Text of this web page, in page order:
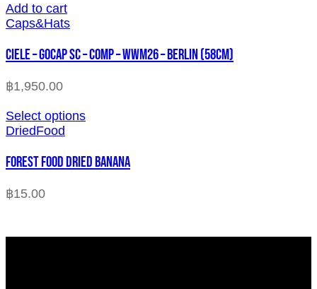
Add to cart
Caps&Hats
CIELE – GOCAP SC – COMP – WWM26 – BERLIN (58cm)
฿1,950.00
Select options
DriedFood
FOREST FOOD DRIED BANANA
฿15.00